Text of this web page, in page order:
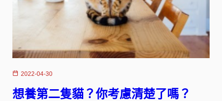
2022-04-30
想養第二隻貓？你考慮清楚了嗎？